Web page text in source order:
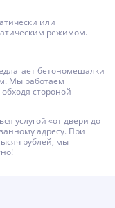
или
режимом.
бетономешалки
Мы работаем
стороной
услугой «от двери до
адресу. При
рублей, мы